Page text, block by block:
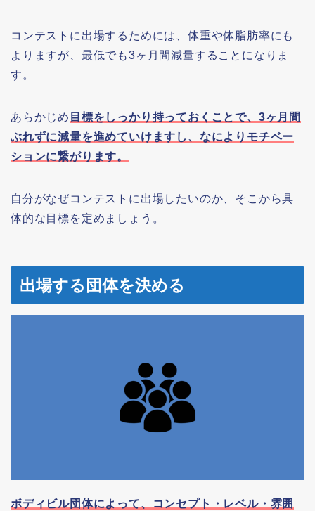
コンテストに出場するためには、体重や体脂肪率にも
よりますが、最低でも3ヶ月間減量することになりま
す。
あらかじめ 目標をしっかり持っておくことで、3ヶ月間
ぶれずに減量を進めていけますし、なによりモチベー
ションに繋がります。
自分がなぜコンテストに出場したいのか、そこから具
体的な目標を定めましょう。
出場する団体を決める
ボディビル団体によって、コンセプト・レベル・雰囲